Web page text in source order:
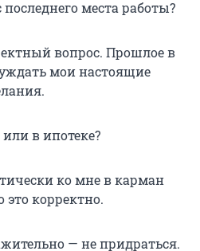
места работы?
вопрос. Прошлое в
мои настоящие
в ипотеке?
ко мне в карман
это корректно.
— не придраться.